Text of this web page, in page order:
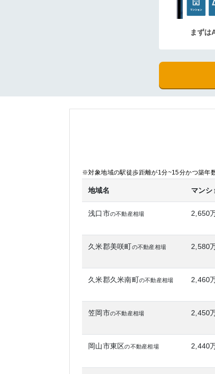
まずは
※対象地域の駅徒歩距離が1分~15分かつ築年
地域名 マンシ
浅口市の不動産相場 2,650
久米郡美咲町の不動産相場 2,580
久米郡久米南町の不動産相場 2,460
笠岡市の不動産相場 2,450
岡山市東区の不動産相場 2,440